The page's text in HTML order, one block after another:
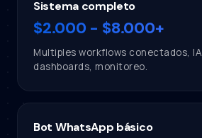
Sistema completo
$2.000 - $8.000+
Multiples workflows conectados,
dashboards, monitoreo.
Bot WhatsApp básico